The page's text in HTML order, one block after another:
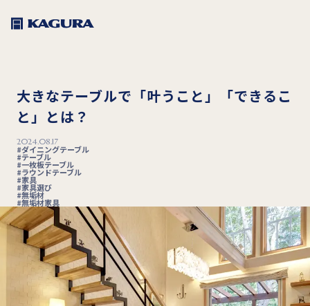
大きなテーブルで「叶うこと」「できるこ
と」とは？
2024.08.17
ダイニングテーブル
テーブル
一枚板テーブル
ラウンドテーブル
家具
家具選び
無垢材
無垢材家具